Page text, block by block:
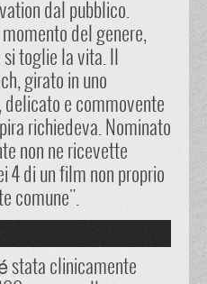
dal pubblico.
del genere,
toglie la vita. Il
girato in uno
delicato e commovente
richiedeva. Nominato
non ne ricevette
4 di un film non proprio
comune".
stata clinicamente